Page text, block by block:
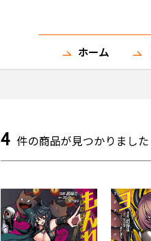
ホーム
4 件の商品が見つかりました